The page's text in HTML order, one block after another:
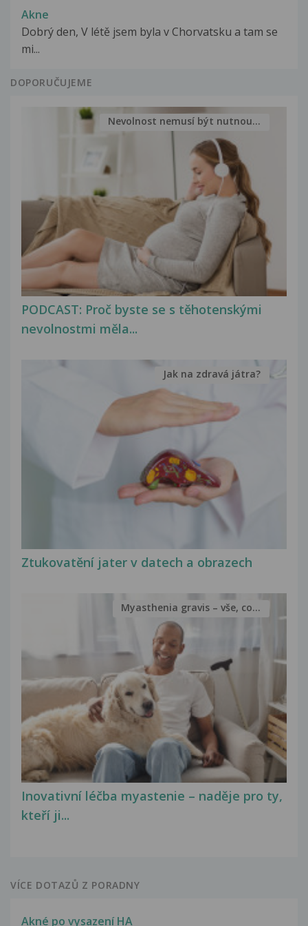
Akne
Dobrý den, V létě jsem byla v Chorvatsku a tam se
mi...
DOPORUČUJEME
PODCAST: Proč byste se s těhotenskými
nevolnostmi měla...
Nevolnost nemusí být nutnou...
Ztukovatění jater v datech a obrazech
Jak na zdravá játra?
Inovativní léčba myastenie – naděje pro ty,
kteří ji...
Myasthenia gravis – vše, co...
VÍCE DOTAZŮ Z PORADNY
Akné po vysazení HA